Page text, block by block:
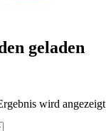
geladen
wird angezeigt